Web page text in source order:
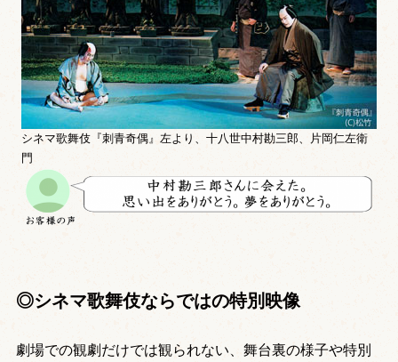
シネマ歌舞伎『刺青奇偶』左より、十八世中村勘三郎、片岡仁左衛
門
◎シネマ歌舞伎ならではの特別映像
劇場での観劇だけでは観られない、舞台裏の様子や特別